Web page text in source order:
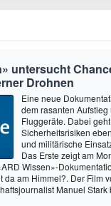
untersucht
Drohnen
Eine neue
dem rasanten
Fluggeräte. Dabei
Sicherheitsrisiken
und militärische
Das Erste zeigt am
Wissen»-
da am Himmel?. Der Film
Manuel Stark